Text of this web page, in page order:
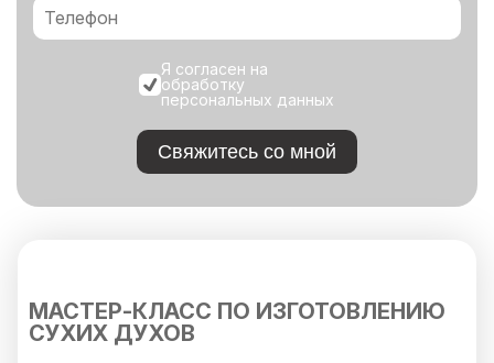
Я согласен на
обработку
персональных данных
Свяжитесь со мной
МАСТЕР-КЛАСС ПО ИЗГОТОВЛЕНИЮ
СУХИХ ДУХОВ